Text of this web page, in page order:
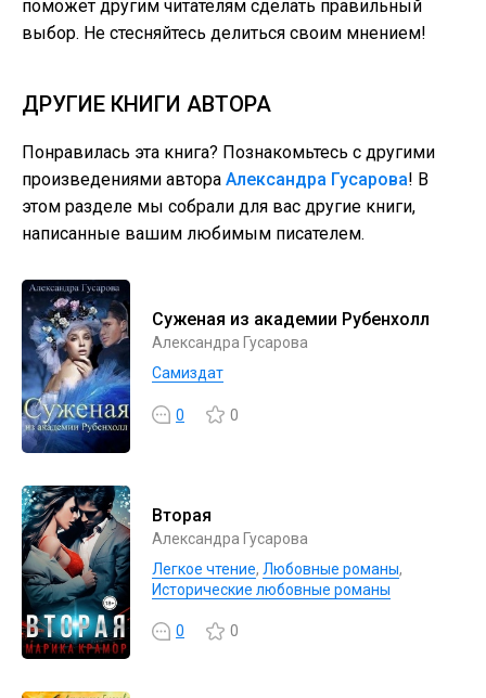
поможет другим читателям сделать правильный
выбор. Не стесняйтесь делиться своим мнением!
ДРУГИЕ КНИГИ АВТОРА
Понравилась эта книга? Познакомьтесь с другими
произведениями автора Александра Гусарова! В
этом разделе мы собрали для вас другие книги,
написанные вашим любимым писателем.
Суженая из академии Рубенхолл
Александра Гусарова
Самиздат
0 0
Вторая
Александра Гусарова
Легкое чтение, Любовные романы,
Исторические любовные романы
0 0